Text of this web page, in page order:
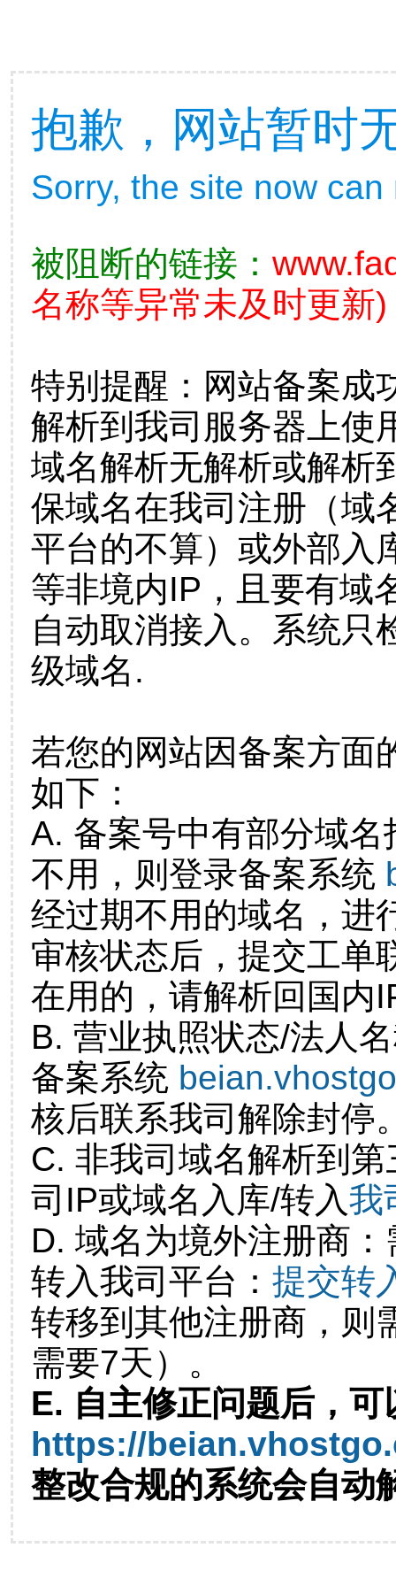
抱歉，网站暂时
Sorry, the site now
被阻断的链接：
名称等异常未及时更新)
特别提醒：网站备案成
解析到我司服务器上使
域名解析无解析或解析
保域名在我司注册（域
平台的不算）或外部入
等非境内IP，且要有域
自动取消接入。系统只
级域名.
若您的网站因备案方面
如下：
A. 备案号中有部分域
不用，则登录备案系统
经过期不用的域名，进
审核状态后，提交工单
在用的，请解析回国内
B. 营业执照状态/法人
备案系统
核后联系我司解除封停
C. 非我司域名解析到
司IP或域名入库/转入我
D. 域名为境外注册商
转入我司平台： 提交转
转移到其他注册商，则
需要7天）。
E. 自主修正问题后，可
https://
整改合规的系统会自动